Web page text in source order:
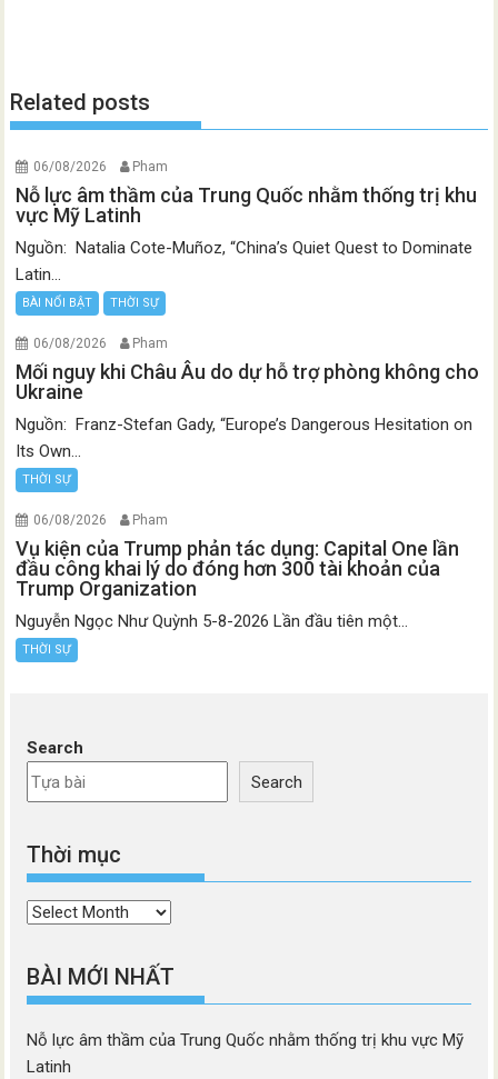
Related posts
06/08/2026 Pham
Nỗ lực âm thầm của Trung Quốc nhằm thống trị khu
vực Mỹ Latinh
Nguồn: Natalia Cote-Muñoz, “China’s Quiet Quest to Dominate
Latin...
BÀI NỔI BẬT THỜI SỰ
06/08/2026 Pham
Mối nguy khi Châu Âu do dự hỗ trợ phòng không cho
Ukraine
Nguồn: Franz-Stefan Gady, “Europe’s Dangerous Hesitation on
Its Own...
THỜI SỰ
06/08/2026 Pham
Vụ kiện của Trump phản tác dụng: Capital One lần
đầu công khai lý do đóng hơn 300 tài khoản của
Trump Organization
Nguyễn Ngọc Như Quỳnh 5-8-2026 Lần đầu tiên một...
THỜI SỰ
Search
Search
Thời mục
Thời
BÀI MỚI NHẤT
Nỗ lực âm thầm của Trung Quốc nhằm thống trị khu vực Mỹ
Latinh